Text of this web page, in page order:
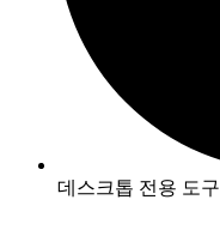
데스크톱 전용 도구